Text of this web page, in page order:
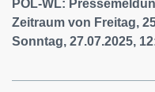
POL-WL:
Zeitraum von Freitag,
Sonntag, 27.07.2025,